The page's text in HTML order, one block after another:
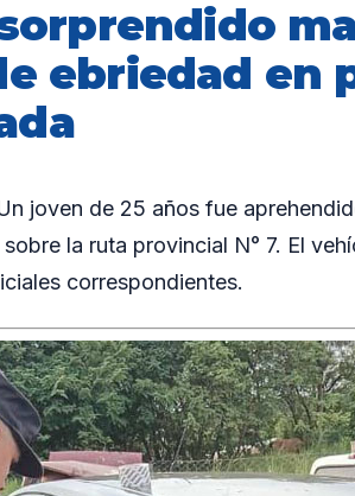
ebriedad en
joven de 25 años fue
la ruta provincial N° 7. El
correspondientes.